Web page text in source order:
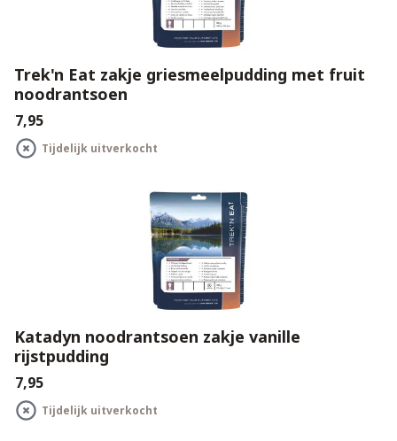
Trek'n Eat zakje griesmeelpudding met fruit
noodrantsoen
€7,95
Tijdelijk uitverkocht
Katadyn noodrantsoen zakje vanille
rijstpudding
€7,95
Tijdelijk uitverkocht